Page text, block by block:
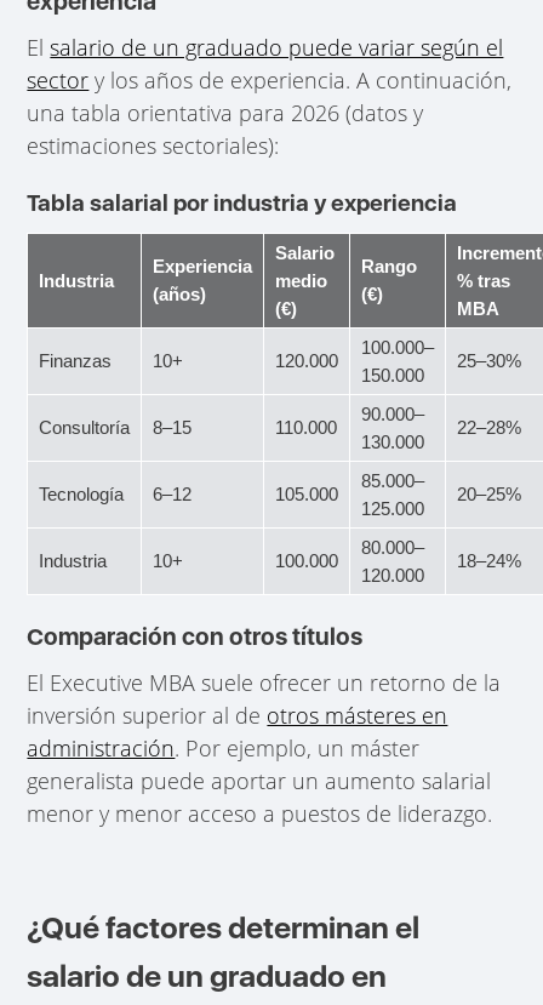
Elsalario de un graduado puede variar según el
sector y los años de experiencia. A continuación,
una tabla orientativa para 2026 (datos y
estimaciones sectoriales):
Tabla salarial por industria y experiencia
Industria
Experiencia
(años)
Salario
medio
(€)
Rango
(€)
% tras
MBA
Finanzas 10+ 120.000
100.000–
150.000
25–30%
Consultoría 8–15 110.000
90.000–
130.000
22–28%
Tecnología 6–12 105.000
85.000–
125.000
20–25%
Industria 10+ 100.000
80.000–
120.000
18–24%
Comparación con otros títulos
El Executive MBA suele ofrecer un retorno de la
inversión superior al de otros másteres en
administración. Por ejemplo, un máster
generalista puede aportar un aumento salarial
menor y menor acceso a puestos de liderazgo.
¿Qué factores determinan el
salario de un graduado en